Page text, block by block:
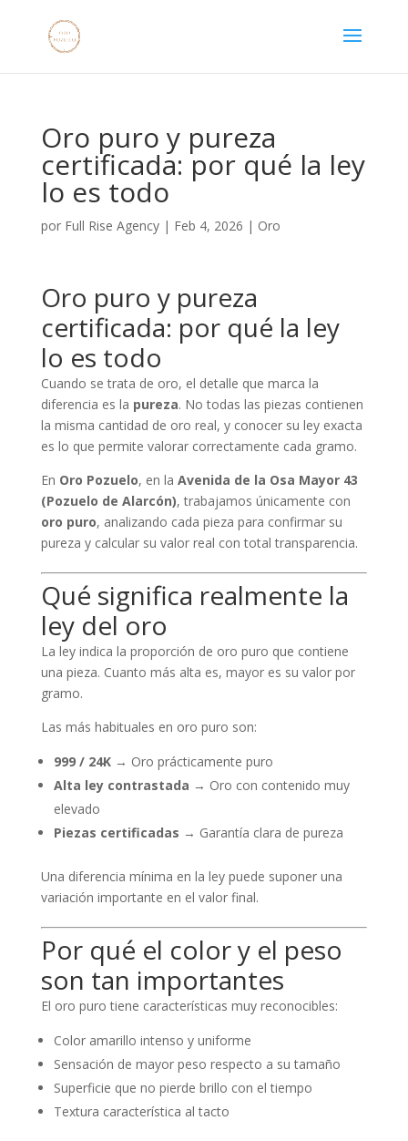
Oro puro y pureza
certificada: por qué la ley
lo es todo
por Full Rise Agency| Feb 4, 2026 | Oro
Oro puro y pureza
certificada: por qué la ley
lo es todo
Cuando se trata de oro, el detalle que marca la
diferencia es la pureza. No todas las piezas contienen
la misma cantidad de oro real, y conocer su ley exacta
es lo que permite valorar correctamente cada gramo.
En Oro Pozuelo, en la Avenida de la Osa Mayor 43
(Pozuelo de Alarcón), trabajamos únicamente con
oro puro, analizando cada pieza para confirmar su
pureza y calcular su valor real con total transparencia.
Qué significa realmente la
ley del oro
La ley indica la proporción de oro puro que contiene
una pieza. Cuanto más alta es, mayor es su valor por
gramo.
Las más habituales en oro puro son:
999 / 24K→ Oro prácticamente puro
Alta ley contrastada → Oro con contenido muy
elevado
Piezas certificadas → Garantía clara de pureza
Una diferencia mínima en la ley puede suponer una
variación importante en el valor final.
Por qué el color y el peso
son tan importantes
El oro puro tiene características muy reconocibles:
Color amarillo intenso y uniforme
Sensación de mayor peso respecto a su tamaño
Superficie que no pierde brillo con el tiempo
Textura característica al tacto